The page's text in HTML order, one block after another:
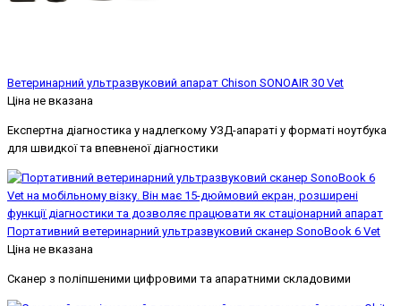
Ветеринарний ультразвуковий апарат Chison SONOAIR 30 Vet
Ціна не вказана
Експертна діагностика у надлегкому УЗД-апараті у форматі ноутбука
для швидкої та впевненої діагностики
Портативний ветеринарний ультразвуковий сканер SonoBook 6 Vet
Ціна не вказана
Сканер з поліпшеними цифровими та апаратними складовими